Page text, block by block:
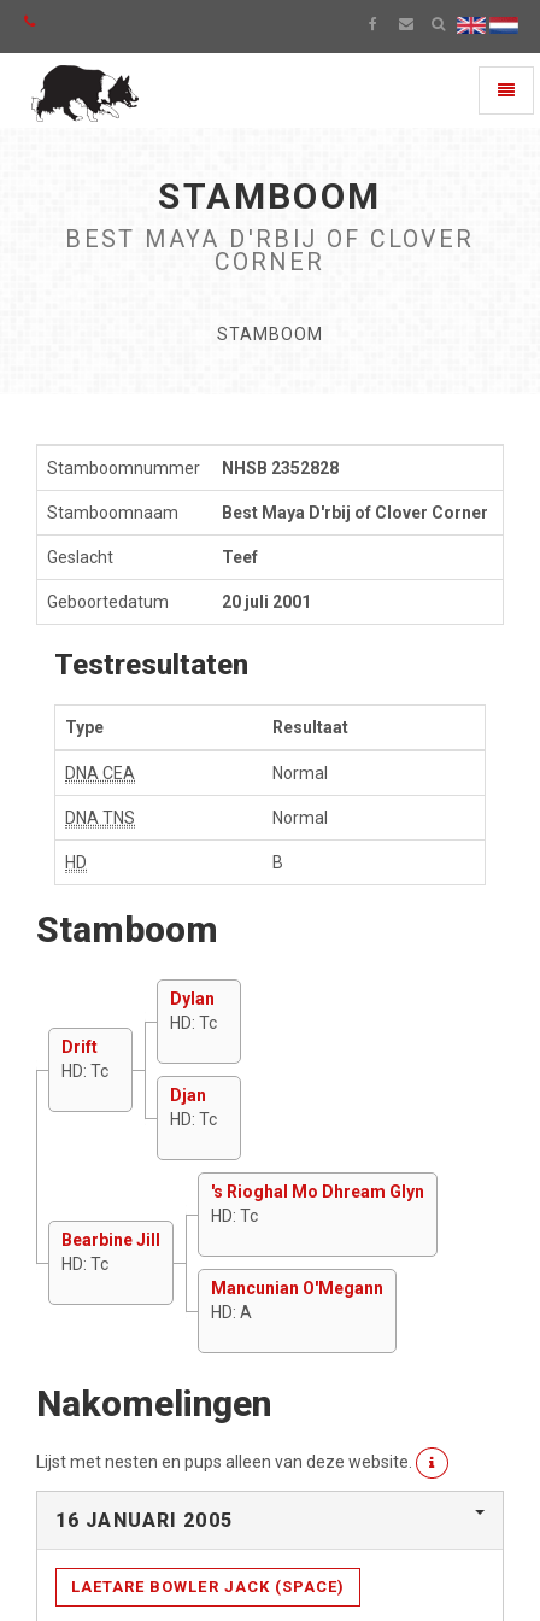
STAMBOOM
BEST MAYA D'RBIJ OF CLOVER
CORNER
STAMBOOM
Stamboomnummer NHSB 2352828
Stamboomnaam Best Maya D'rbij of Clover Corner
Geslacht Teef
Geboortedatum 20 juli 2001
Testresultaten
Type Resultaat
DNA CEA Normal
DNA TNS Normal
HD B
Stamboom
Drift
HD: Tc
Dylan
HD: Tc
Djan
HD: Tc
Bearbine Jill
HD: Tc
's Rioghal Mo Dhream Glyn
HD: Tc
Mancunian O'Megann
HD: A
Nakomelingen
Lijst met nesten en pups alleen van deze website.
16 JANUARI 2005
LAETARE BOWLER JACK (SPACE)